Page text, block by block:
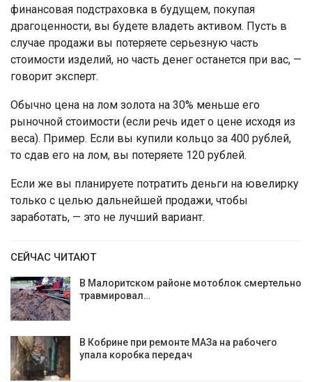
финансовая подстраховка в будущем, покупая
драгоценности, вы будете владеть активом. Пусть в
случае продажи вы потеряете серьезную часть
стоимости изделий, но часть денег останется при вас, —
говорит эксперт.
Обычно цена на лом золота на 30% меньше его
рыночной стоимости (если речь идет о цене исходя из
веса). Пример. Если вы купили кольцо за 400 рублей,
то сдав его на лом, вы потеряете 120 рублей.
Если же вы планируете потратить деньги на ювелирку
только с целью дальнейшей продажи, чтобы
заработать, — это не лучший вариант.
СЕЙЧАС ЧИТАЮТ
В Малоритском районе мотоблок смертельно
травмировал…
В Кобрине при ремонте МАЗа на рабочего
упала коробка передач